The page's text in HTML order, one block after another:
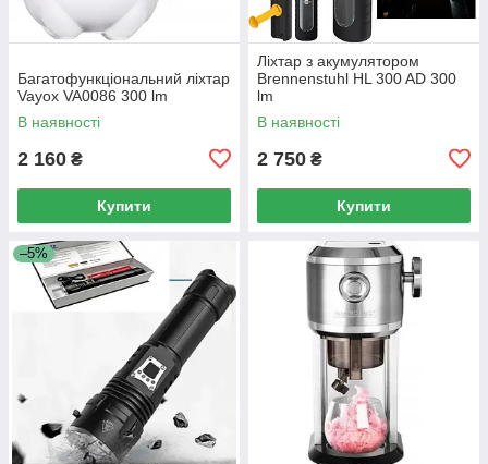
Багатофункціональний ліхтар
Vayox VA0086 300 lm
В наявності
2 160 ₴
Купити
Ліхтар з акумулятором
Brennenstuhl HL 300 AD 300
lm
В наявності
2 750 ₴
Купити
–5%